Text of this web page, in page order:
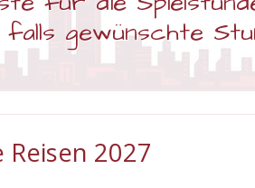
…im
2027